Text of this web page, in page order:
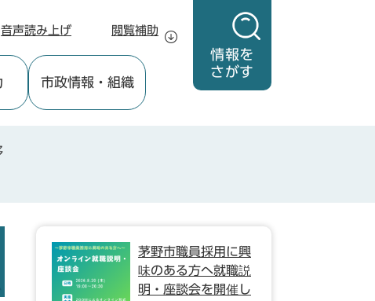
情報を
さがす
音声読み上げ 閲覧補助
市政情報 ・組織
茅野市職員採用に興
味のある方へ就職説
明・座談会を開催し